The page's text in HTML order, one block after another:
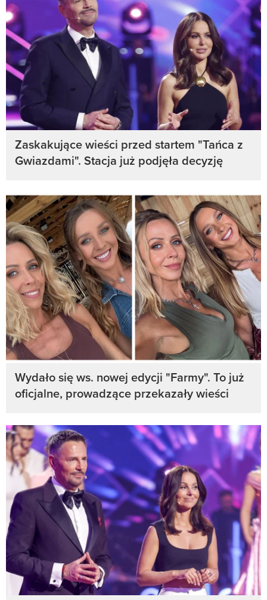
Zaskakujące wieści przed startem "Tańca z
Gwiazdami". Stacja już podjęła decyzję
Wydało się ws. nowej edycji "Farmy". To już
oficjalne, prowadzące przekazały wieści